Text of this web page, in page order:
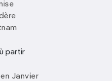
partir
Janvier